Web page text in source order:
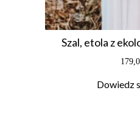
Szal, etola z
Dowiedz